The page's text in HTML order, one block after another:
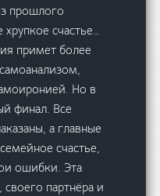
прошлого
счастье…
примет более
Но в
финал. Все
а главные
счастье,
ошибки. Эта
партнёра и